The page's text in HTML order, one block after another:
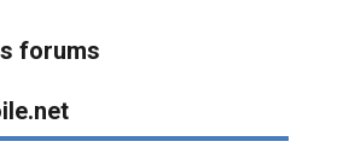
forums